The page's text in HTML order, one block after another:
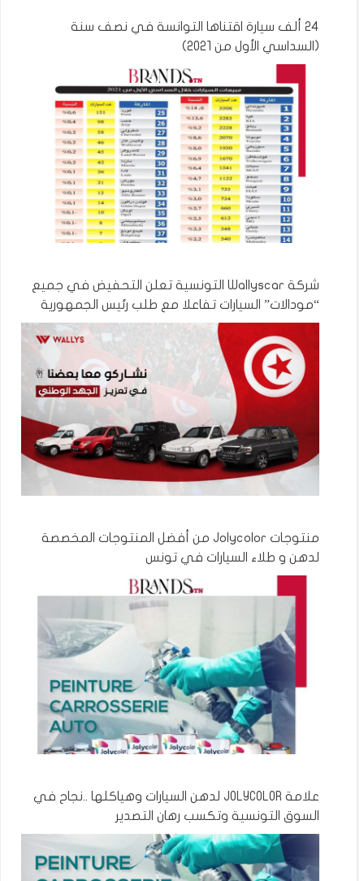
24 ألف سيارة اقتناها التوانسة في نصف سنة
(السداسي الأول من 2021)
شركة Wallyscar التونسية تعلن التحفيض في جميع
“مودالات” السيارات تفاعلا مع طلب رئيس الجمهورية
منتوجات Jolycolor من أفضل المنتوجات المخصصة
لدهن و طلاء السيارات في تونس
علامة JOLYCOLOR لدهن السيارات وهياكلها ..نجاح في
السوق التونسية وتكسب رهان التصدير